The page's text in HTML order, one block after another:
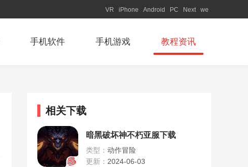
VR iPhone Android PC Next we
手机软件 手机游戏 教程资讯
相关下载
暗黑破坏神不朽亚服下载
类型： 动作冒险
更新： 2024-06-03